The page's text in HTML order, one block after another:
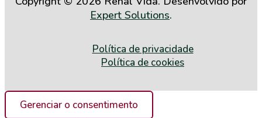
Expert Solutions.
Política de privacidade
Política de cookies
Gerenciar o consentimento